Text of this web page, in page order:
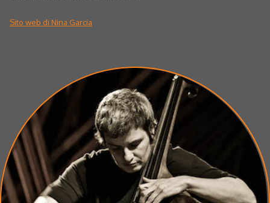
Sito web di Nina Garcia